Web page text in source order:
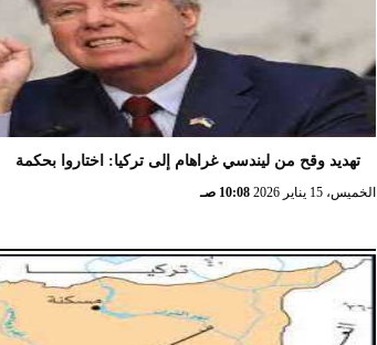
تهديد وقح من ليندسي غراهام إلى تركيا: اختاروا بحكمة
الخميس، 15 يناير 2026 10:08 صـ